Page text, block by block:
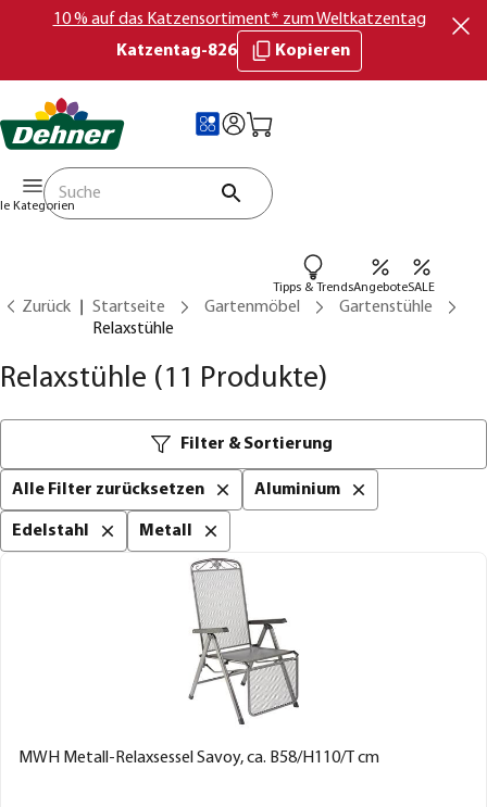
10 % auf das Katzensortiment* zum Weltkatzentag
Katzentag-826
Kopieren
Kategorien
Tipps & TrendsAngeboteSALE
Zurück Startseite Gartenmöbel
Gartenstühle
Relaxstühle
Relaxstühle (11 Produkte)
Filter & Sortierung
Alle Filter zurücksetzen Aluminium
Edelstahl Metall
MWH Metall-Relaxsessel Savoy, ca. B58/H110/T cm